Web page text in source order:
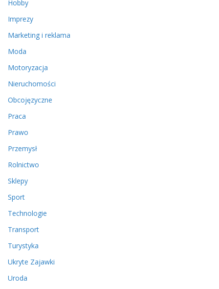
Hobby
Imprezy
Marketing i reklama
Moda
Motoryzacja
Nieruchomości
Obcojęzyczne
Praca
Prawo
Przemysł
Rolnictwo
Sklepy
Sport
Technologie
Transport
Turystyka
Ukryte Zajawki
Uroda